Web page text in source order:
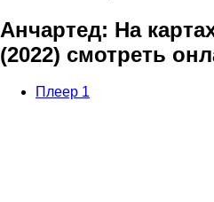
Анчартед: На
(2022) смотреть
Плеер 1